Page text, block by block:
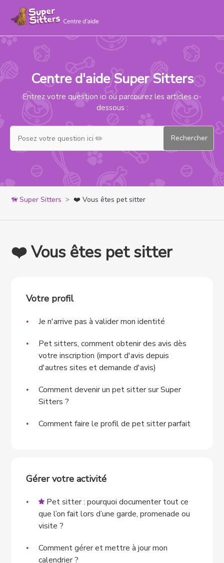
Recherche
Centre d'aide Super Sitters
Entrez votre question ici ou parcourez les articles ci-
dessous :
Super Sitters ❤️ Vous êtes pet sitter
❤️ Vous êtes pet sitter
Votre profil
Je n'arrive pas à valider mon identité
Pet sitters, comment obtenir des avis dès
votre inscription (import d'avis depuis
d'autres sites et demande d'avis)
Comment devenir un pet sitter sur Super
Sitters ?
Comment faire le profil de pet sitter parfait
Gérer votre activité
Pet sitter : pourquoi documenter tout ce
que l’on fait lors d’une garde, promenade ou
visite ?
Comment gérer et mettre à jour mon
calendrier ?